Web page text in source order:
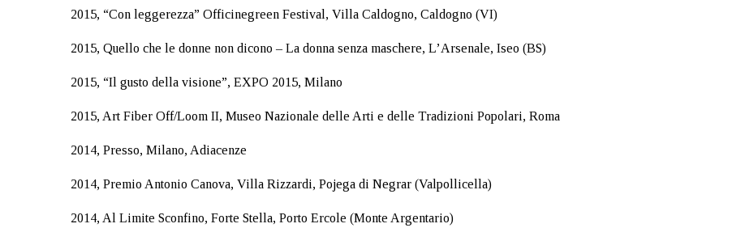
2015, “Con leggerezza” Officinegreen Festival, Villa Caldogno, Caldogno (VI)
2015, Quello che le donne non dicono – La donna senza maschere, L’Arsenale, Iseo (BS)
2015, “Il gusto della visione”, EXPO 2015, Milano
2015, Art Fiber Off/Loom II, Museo Nazionale delle Arti e delle Tradizioni Popolari, Roma
2014, Presso, Milano, Adiacenze
2014, Premio Antonio Canova, Villa Rizzardi, Pojega di Negrar (Valpollicella)